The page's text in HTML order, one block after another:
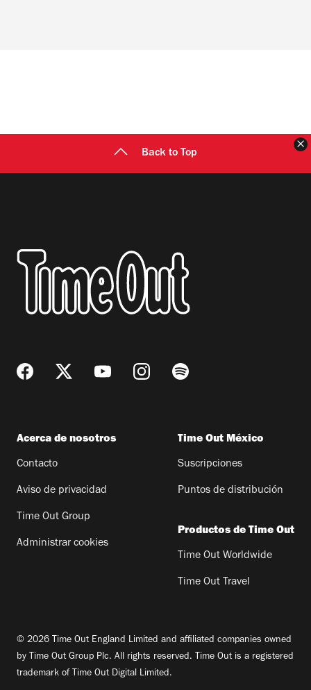
Back to Top
Acerca de nosotros
Contacto
Aviso de privacidad
Time Out Group
Administrar cookies
Time Out México
Suscripciones
Puntos de distribución
Productos de Time Out
Time Out Worldwide
Time Out Travel
© 2026 Time Out England Limited and affiliated companies owned
by Time Out Group Plc. All rights reserved. Time Out is a registered
trademark of Time Out Digital Limited.